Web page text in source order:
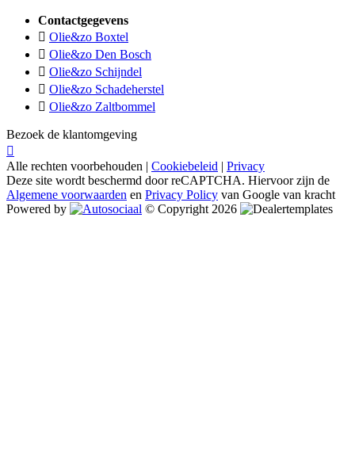
Contactgegevens
Olie&zo Boxtel
Olie&zo Den Bosch
Olie&zo Schijndel
Olie&zo Schadeherstel
Olie&zo Zaltbommel
Bezoek de klantomgeving
Alle rechten voorbehouden | Cookiebeleid | Privacy
Deze site wordt beschermd door reCAPTCHA. Hiervoor zijn de
Algemene voorwaarden en Privacy Policy van Google van kracht
Powered by
© Copyright 2026